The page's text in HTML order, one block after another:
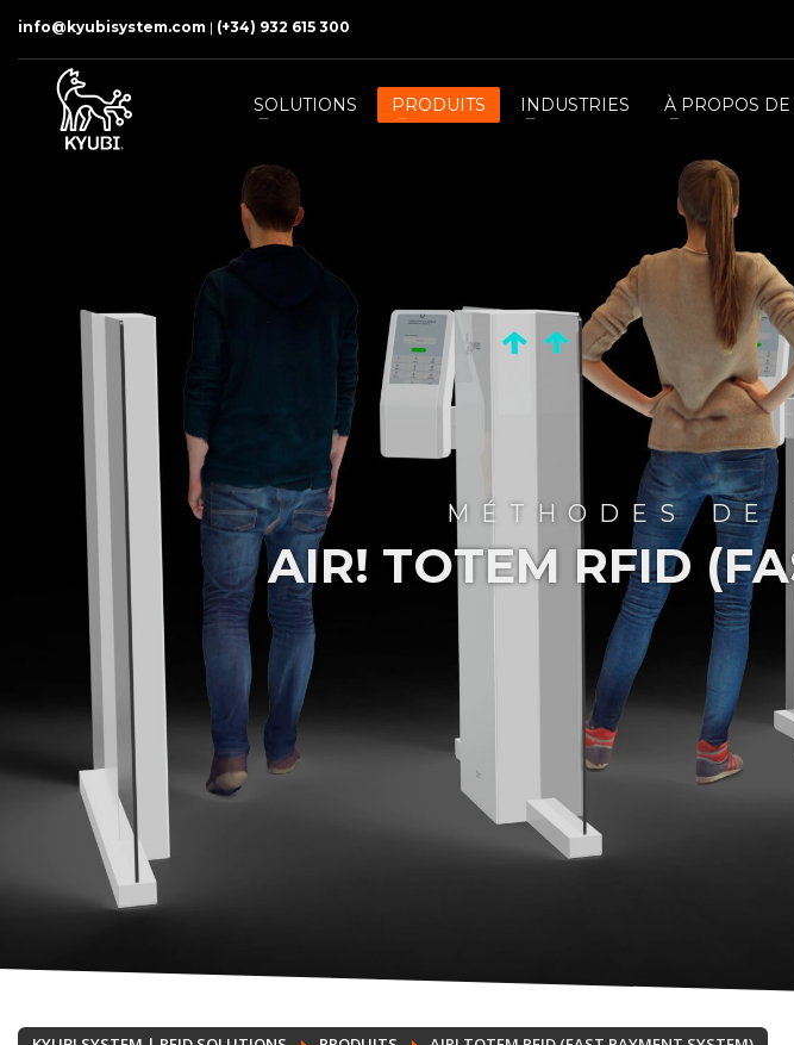
info@kyubisystem.com | (+34) 932 615 300
SOLUTIONS PRODUITS INDUSTRIES À PROPOS DE
MÉTHODES DE
AIR! TOTEM RFID